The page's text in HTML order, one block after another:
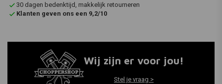
30 dagen bedenktijd, makkelijk retourneren
Klanten geven ons een 9,2/10
Wij zijn er voor jou!
Stel je vraag >